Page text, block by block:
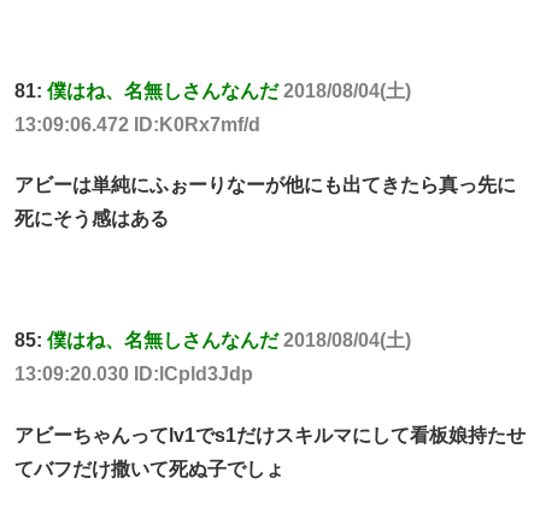
81: 僕はね、名無しさんなんだ 2018/08/04(土)
13:09:06.472 ID:K0Rx7mf/d
アビーは単純にふぉーりなーが他にも出てきたら真っ先に
死にそう感はある
85: 僕はね、名無しさんなんだ 2018/08/04(土)
13:09:20.030 ID:lCpld3Jdp
アビーちゃんってlv1でs1だけスキルマにして看板娘持たせ
てバフだけ撒いて死ぬ子でしょ